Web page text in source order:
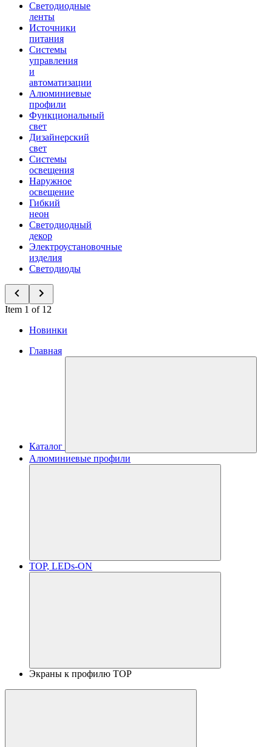
Светодиодные
ленты
Источники
питания
Системы
управления
и
автоматизации
Алюминиевые
профили
Функциональный
свет
Дизайнерский
свет
Системы
освещения
Наружное
освещение
Гибкий
неон
Светодиодный
декор
Электроустановочные
изделия
Светодиоды
Item 1 of 12
Новинки
Главная
Каталог
Алюминиевые профили
TOP, LEDs-ON
Экраны к профилю TOP